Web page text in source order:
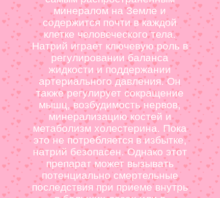
минералом на Земле и
содержится почти в каждой
клетке человеческого тела.
Натрий играет ключевую роль в
регулировании баланса
жидкости и поддержании
артериального давления. Он
также регулирует сокращение
мышц, возбудимость нервов,
минерализацию костей и
метаболизм холестерина. Пока
это не потребляется в избытке,
натрий безопасен. Однако этот
препарат может вызывать
потенциально смертельные
последствия при приеме внутрь